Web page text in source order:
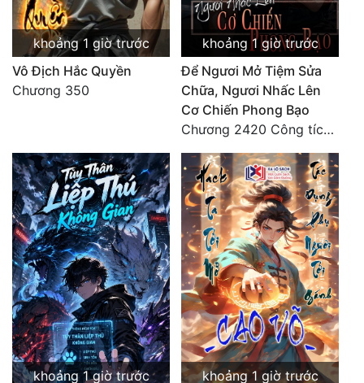
Lịch Sử
Mưu Mô
Mạt Thế
Ngược
Nữ Cường
Nữ Phụ
Phong Thủy - Tâm Linh
Phương Tây
Phản Phái
Quan Trường
khoảng 1 giờ trước
Vô Địch Hắc Quyền
Chương 350
khoảng 1 giờ trước
Để Ngươi Mở Tiệm Sửa
Chữa, Ngươi Nhấc Lên
Cơ Chiến Phong Bạo
Chương 2420 Công tích vĩ đại!! Cơ Tu Chi Thần?!
khoảng 1 giờ trước khoảng 1 giờ trước